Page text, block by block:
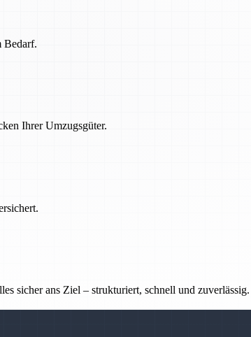
Bedarf.
Ihrer Umzugsgüter.
sicher ans Ziel – strukturiert, schnell und zuverlässig.